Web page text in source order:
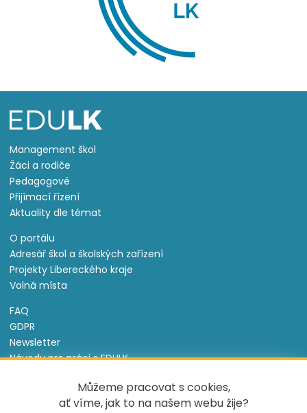
Můžeme pracovat s cookies,
ať víme, jak to na našem webu žije?
Management škol
Žáci a rodiče
Pedagogové
Přijímací řízení
Aktuality dle témat
O portálu
Adresář škol a školských zařízení
Projekty Libereckého kraje
Volná místa
FAQ
GDPR
Newsletter
Návody pro práci s EDULK
Nastavení cookies
Informace o souborech cookie